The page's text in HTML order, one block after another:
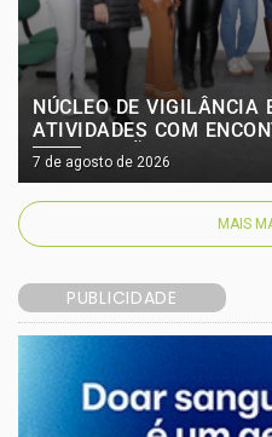
NÚCLEO DE VIGILÂNCIA
ATIVIDADES COM
INSTITUIÇÕES PÚBLICAS
7 de agosto de 2026
MAIS
PUBLICIDADE